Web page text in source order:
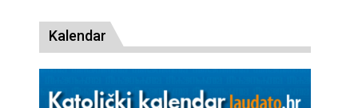
Kalendar